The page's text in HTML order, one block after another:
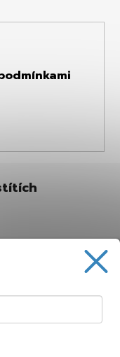
pohodlné
neustále zlepšovat